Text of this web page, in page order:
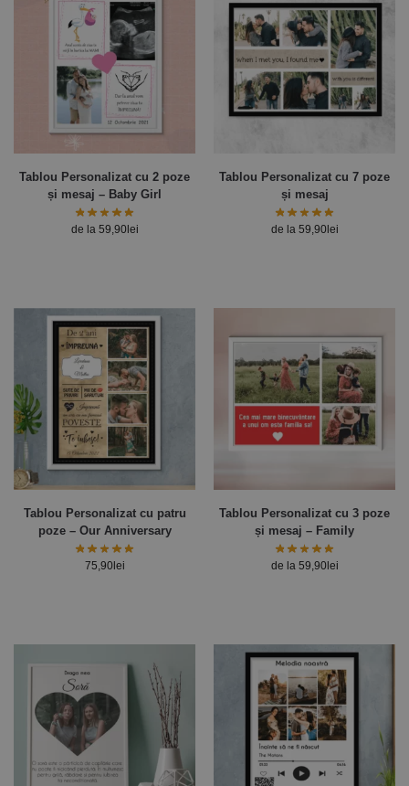
Tablou Personalizat cu 2 poze
și mesaj – Baby Girl
de la 59,90lei
Tablou Personalizat cu 7 poze
și mesaj
de la 59,90lei
Tablou Personalizat cu patru
poze – Our Anniversary
75,90lei
Tablou Personalizat cu 3 poze
și mesaj – Family
de la 59,90lei